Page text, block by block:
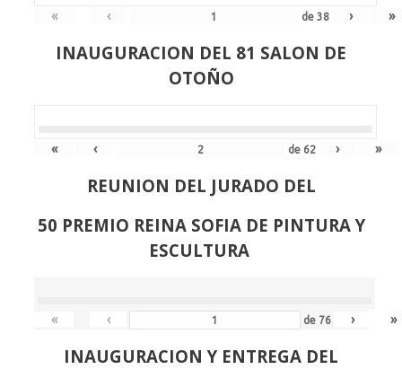
« ‹ de38 › »
INAUGURACION DEL 81 SALON DE
OTOÑO
« ‹ de 62 › »
REUNION DEL JURADO DEL
50 PREMIO REINA SOFIA DE PINTURA Y
ESCULTURA
« ‹ de 76 › »
INAUGURACION Y ENTREGA DEL